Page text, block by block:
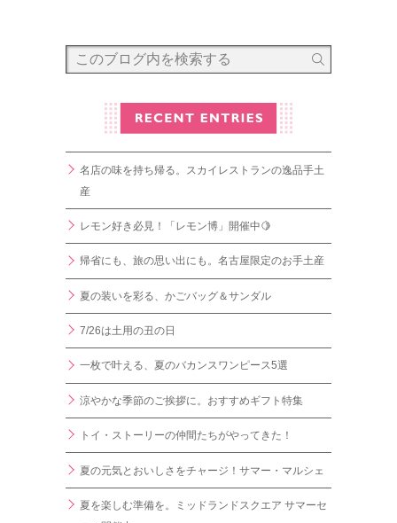
名店の味を持ち帰る。スカイレストランの逸品手土
産
レモン好き必見！「レモン博」開催中🍋
帰省にも、旅の思い出にも。名古屋限定のお手土産
夏の装いを彩る、かごバッグ＆サンダル
7/26は土用の丑の日
一枚で叶える、夏のバカンスワンピース5選
涼やかな季節のご挨拶に。おすすめギフト特集
トイ・ストーリーの仲間たちがやってきた！
夏の元気とおいしさをチャージ！サマー・マルシェ
夏を楽しむ準備を。ミッドランドスクエア サマーセ